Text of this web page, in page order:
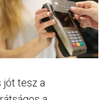
jót tesz a